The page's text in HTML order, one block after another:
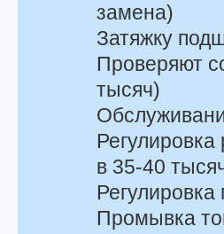
замена)
Затяжку
Проверяют
тысяч)
в 35-40
Регулировка
Промывка